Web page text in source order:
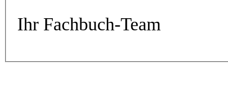
Ihr Fachbuch-Team